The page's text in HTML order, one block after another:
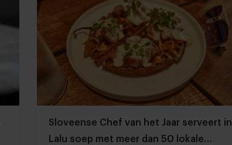
Sloveense Chef van het Jaar serveert in
Lalu soep met meer dan 50 lokale